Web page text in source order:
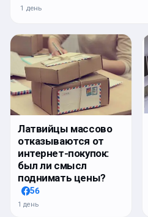
1 день
Латвийцы массово
отказываются от
интернет-покупок:
был ли смысл
поднимать цены?
56
1 день